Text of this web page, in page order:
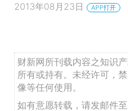
2013年08月23日 APP打开
财新网所刊载内容之知识
所有或持有。未经许可，
像等任何使用。
如有意愿转载，请发邮件至